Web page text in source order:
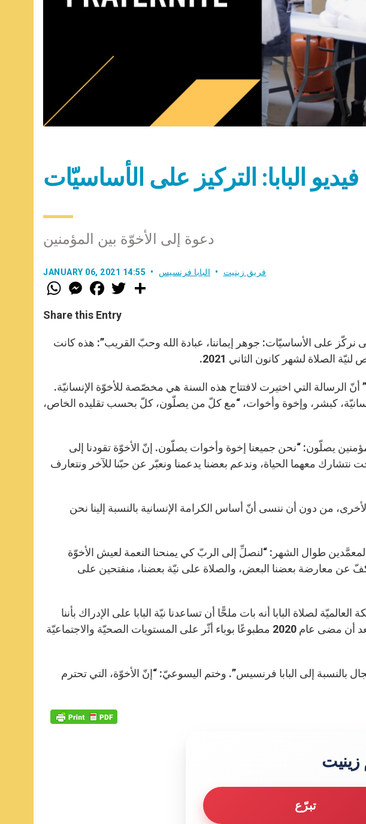
فيديو البابا: التركيز على الأساسيّات
دعوة إلى الأخوّة بين المؤمنين
JANUARY 06, 2021 14:55 فريق زينيت البابا فرنسيس
W
h
t
s
p
p
M
e
s
e
g
e
F
a
e
b
o
k
w
r
Share this Entry
نركّز على الأساسيّات: جوهر إيماننا، عبادة الله وحبّ القريب”: هذه كانت
الصلاة لشهر كانون الثاني 2021.
أنّ الرسالة التي اختيرت لافتتاح هذه السنة هي مخصّصة للأخوّة الإنسانيّة.
كبشر، وإخوة وأخوات، “مع كلّ من يصلّون، كلّ بحسب تقليده الخاص،
يصلّون: “نحن جميعنا إخوة وأخوات يصلّون. إنّ الأخوّة تقودنا إلى
نتشارك معهما الحياة، وندعم بعضنا يدعمنا ونعبّر عن حبّنا للآخر ونتعارف
من دون أن ننسى أنّ أساس الكرامة الإنسانية بالنسبة إلينا نحن
المعمَّدين طوال الشهر: “لنصلِّ إلى الربّ كي يمنحنا النعمة لعيش الأخوّة
عن معارضة بعضنا البعض، والصلاة على نيّة بعضنا، منفتحين على
لصلاة البابا أنه بات ملحًّا أن تساعدنا نيّة البابا على الإدراك بأننا
إخوة وأخوات بحقّ يسيرون على درب السلام، بعد أن مضى عام 2020 مطبوعًا بوباء أثّر على المستويات الصحيّة والاجتماعيّة
بالنسبة إلى البابا فرنسيس”. وختم اليسوعيّ: “إنّ الأخوّة، التي تحترم
زينيت
تبرّع